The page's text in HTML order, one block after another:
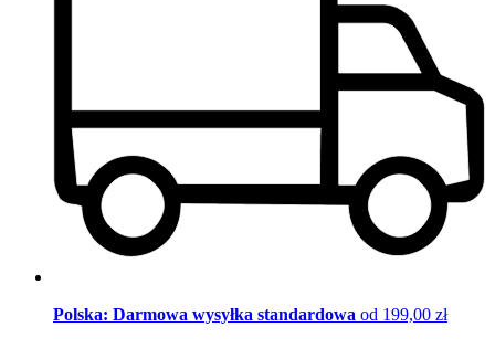
Polska: Darmowa wysyłka standardowa od 199,00 zł